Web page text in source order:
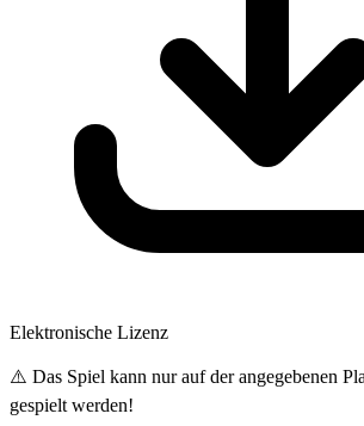
Elektronische Lizenz
⚠️ Das Spiel kann nur auf der angegebenen
gespielt werden!